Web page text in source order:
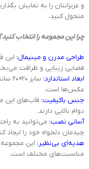
و عزیزانتان را به نمایش
متحول کنید.
چرا این مجموعه را انتخاب کنید؟
طراحی مدرن و مینیمال: این
فضایی زیبایی و ظرافت
ابعاد استاندارد:
عکس‌ها است.
جنس باکیفیت: قاب‌های این
دوام بالایی دارند.
آسانی نصب: می‌توانید به
چیدمان دلخواه خود را ایجاد
هدیه‌ای بی‌نظیر: این مجموعه
مناسبت‌های مختلف است.